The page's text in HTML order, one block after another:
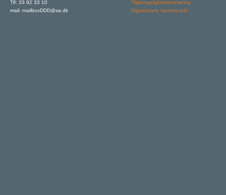
Tlf: 33 92 33 10
mail: mailboxDDD@sa.dk
Tilgængelighedserklæring
Rigsarkivets hjemmeside